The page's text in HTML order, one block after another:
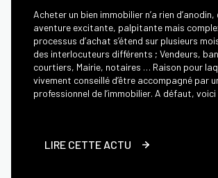
Acheter un bien immobilier n’a rien d’anodin,
aventure excitante, palpitante mais
processus d’achat s’étend sur plusieurs
des interlocuteurs différents ; Vendeurs,
courtiers, Mairie, notaires … Raison pour
vivement conseillé d’être accompagné par
professionnel de l’immobilier. A défaut,
nombreux sites de simulation en ligne qui
LIRE CETTE ACTU